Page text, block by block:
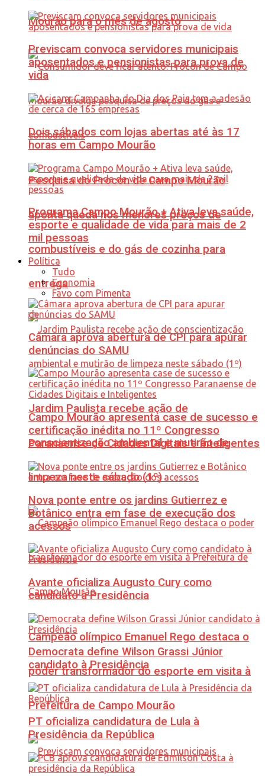
Mourão para o mês de agosto
Pesquisa do Procon de Campo Mourão
aponta queda nos menores preços de
combustíveis e do gás de cozinha para
entrega
Jardim Paulista recebe ação de
conscientização ambiental e mutirão de
limpeza neste sábado (1º)
Campeão olímpico Emanuel Rego destaca o
poder transformador do esporte em visita à
Prefeitura de Campo Mourão
Previscam convoca servidores municipais
aposentados e pensionistas para prova de
vida
Dois sábados com lojas abertas até às 17
horas em Campo Mourão
Programa Campo Mourão + Ativa leva saúde,
esporte e qualidade de vida para mais de 2
mil pessoas
Política
Tudo
Economia
Favo com Pimenta
Câmara aprova abertura de CPI para apurar
denúncias do SAMU
Campo Mourão apresenta case de sucesso e
certificação inédita no 11º Congresso
Paranaense de Cidades Digitais e Inteligentes
Nova ponte entre os jardins Gutierrez e
Botânico entra em fase de execução dos
acessos
Avante oficializa Augusto Cury como
candidato à Presidência
Democrata define Wilson Grassi Júnior
candidato à Presidência
PT oficializa candidatura de Lula à
Presidência da República